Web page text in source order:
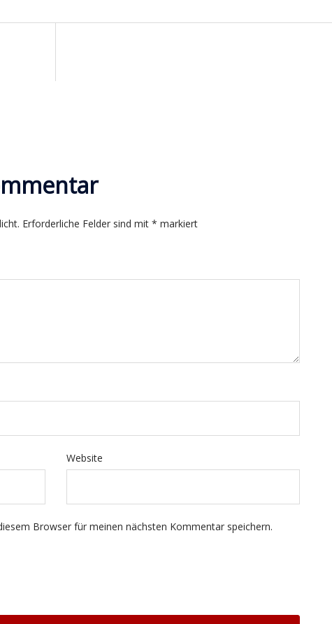
Erforderliche Felder sind mit * markiert
Website
Browser für meinen nächsten Kommentar speichern.